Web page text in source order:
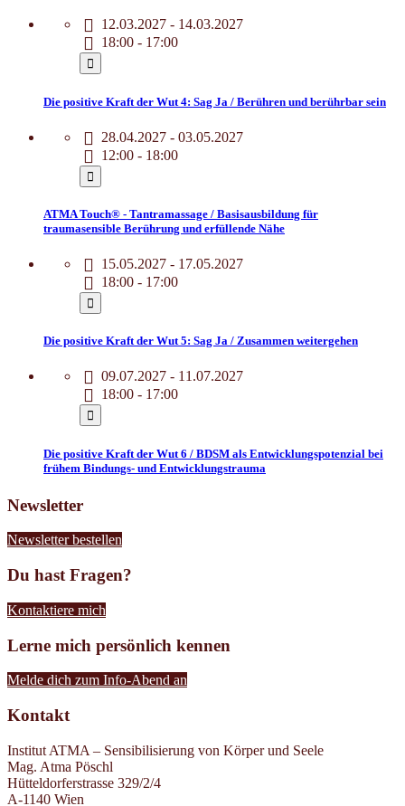
12.03.2027 - 14.03.2027
18:00 - 17:00
Die positive Kraft der Wut 4: Sag Ja / Berühren und berührbar sein
28.04.2027 - 03.05.2027
12:00 - 18:00
ATMA Touch® - Tantramassage / Basisausbildung für
traumasensible Berührung und erfüllende Nähe
15.05.2027 - 17.05.2027
18:00 - 17:00
Die positive Kraft der Wut 5: Sag Ja / Zusammen weitergehen
09.07.2027 - 11.07.2027
18:00 - 17:00
Die positive Kraft der Wut 6 / BDSM als Entwicklungspotenzial bei
frühem Bindungs- und Entwicklungstrauma
Newsletter
Newsletter bestellen
Du hast Fragen?
Kontaktiere mich
Lerne mich persönlich kennen
Melde dich zum Info-Abend an
Kontakt
Institut ATMA – Sensibilisierung von Körper und Seele
Mag. Atma Pöschl
Hütteldorferstrasse 329/2/4
A-1140 Wien